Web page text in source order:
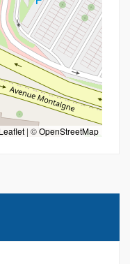
Leaflet | ©OpenStreetMap